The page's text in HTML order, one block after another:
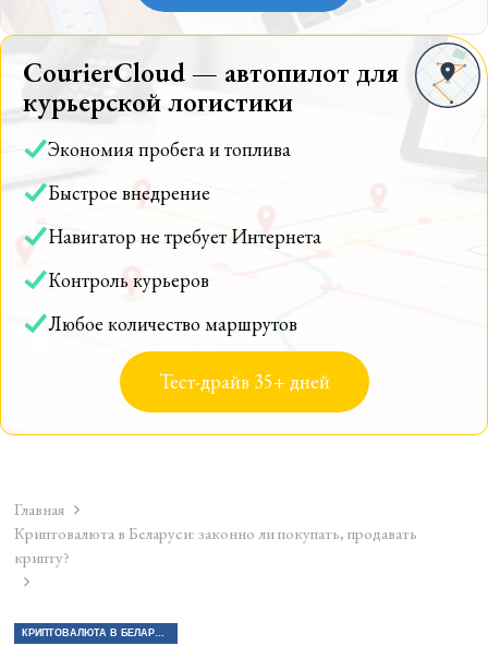
CourierCloud — автопилот для
курьерской логистики
Экономия пробега и топлива
Быстрое внедрение
Навигатор не требует Интернета
Контроль курьеров
Любое количество маршрутов
Тест-драйв 35+ дней
Главная
Криптовалюта в Беларуси: законно ли покупать, продавать
крипту?
КРИПТОВАЛЮТА В БЕЛАРУСИ: ЗАКОННО ЛИ ПОКУПАТЬ, ПРОДАВАТЬ КРИПТУ?